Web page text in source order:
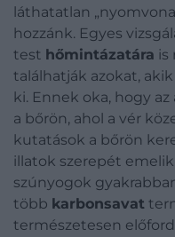
láthatatlan
hozzánk. Egyes
test hőmintázatára is
találhatják azokat,
ki. Ennek oka, hogy
a bőrön, ahol a vér
kutatások a bőrön
illatok szerepét
szúnyogok
több karbonsavat
természetesen